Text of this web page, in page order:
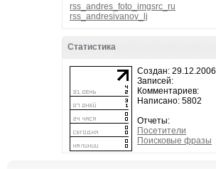
rss_andres_foto_imgsrc_ru
rss_andresivanov_lj
Статистика
Создан: 29.12.2006
Записей:
Комментариев:
Написано: 5802
Отчеты:
Посетители
Поисковые фразы